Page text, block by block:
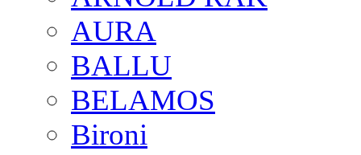
AURA
BALLU
BELAMOS
Bironi